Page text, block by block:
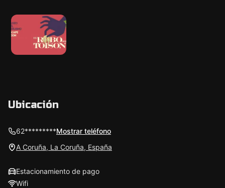
Ubicación
62*********Mostrar teléfono
A Coruña, La Coruña, España
Estacionamiento de pago
Wifi